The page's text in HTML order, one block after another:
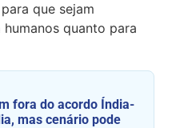
que sejam
quanto para
fora do acordo Índia-
mas cenário pode